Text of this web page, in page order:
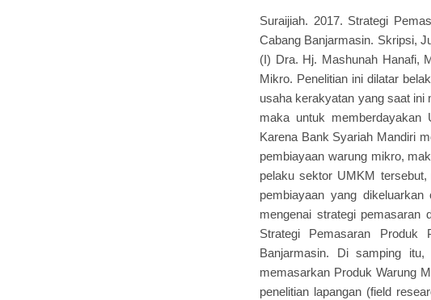
Suraijiah. 2017. Strategi
Cabang Banjarmasin. Skripsi,
(I) Dra. Hj. Mashunah Hanafi,
Mikro. Penelitian ini dilatar
usaha kerakyatan yang saat ini
maka untuk memberdayakan
Karena Bank Syariah Mandiri
pembiayaan warung mikro,
pelaku sektor UMKM
pembiayaan yang
mengenai strategi pemasaran
Strategi Pemasaran Produk
Banjarmasin. Di samping
memasarkan Produk Warung
penelitian lapangan (field